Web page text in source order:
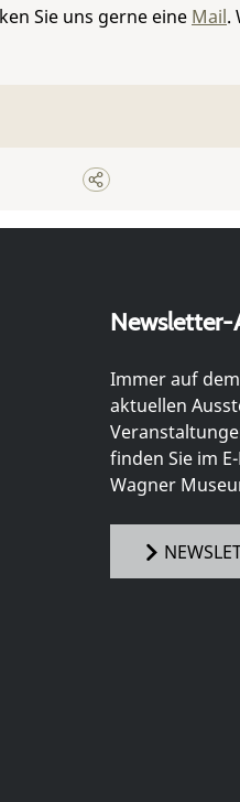
Sie uns gerne eine Mail.
Immer auf
aktuellen
finden Sie im
Wagner